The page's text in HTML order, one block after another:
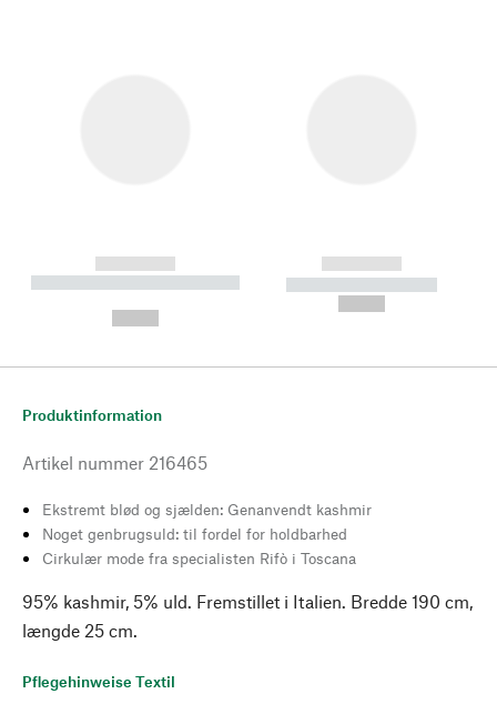
------------
----------- ----------- --------
------------
----------- -----------
Produktinformation
Artikel nummer 216465
Ekstremt blød og sjælden: Genanvendt kashmir
Noget genbrugsuld: til fordel for holdbarhed
Cirkulær mode fra specialisten Rifò i Toscana
95% kashmir, 5% uld. Fremstillet i Italien. Bredde 190 cm,
længde 25 cm.
Pflegehinweise Textil